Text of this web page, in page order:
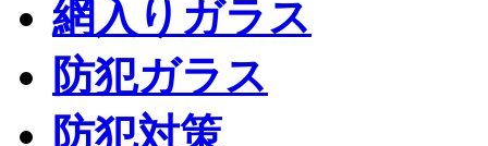
網入りガラス
防犯ガラス
防犯対策